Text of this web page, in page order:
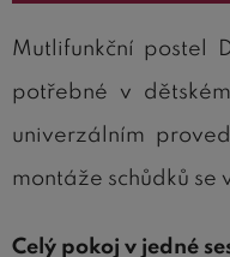
Mutlifunkční postel
potřebné v
univerzálním
montáže schůdků
Celý pokoj v jedné